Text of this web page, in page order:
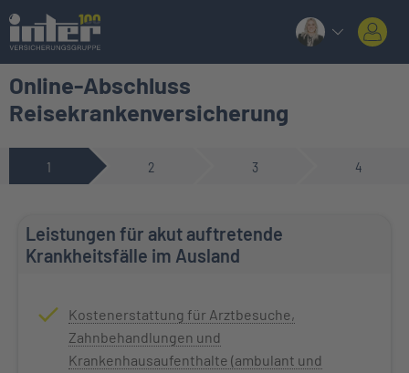
Online-Abschluss
Reisekrankenversicherung
1 2 3 4
Leistungen für akut auftretende
Krankheitsfälle im Ausland
Kostenerstattung für Arztbesuche,
Zahnbehandlungen und
Krankenhausaufenthalte (ambulant und